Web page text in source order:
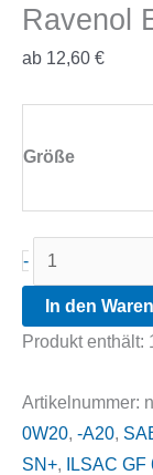
Ravenol
ab 12,60 €
Größe
-
Ravenol
EFS
EcoFullSynth
0W20
In den
Produkt enthält:
Artikelnummer:
0W20, -A20,
SN+, ILSAC GF